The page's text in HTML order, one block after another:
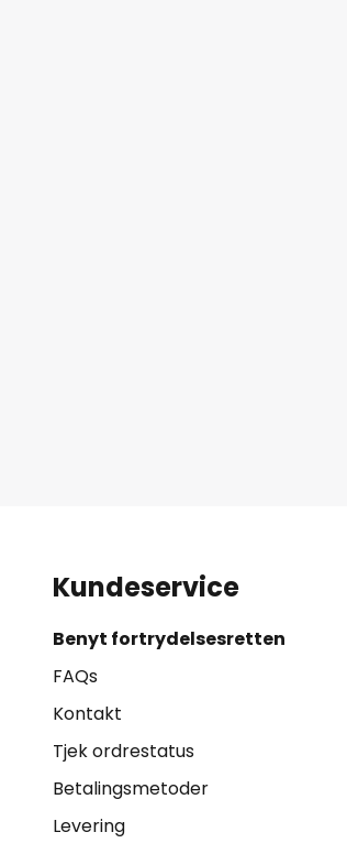
Kundeservice
Benyt fortrydelsesretten
FAQs
Kontakt
Tjek ordrestatus
Betalingsmetoder
Levering